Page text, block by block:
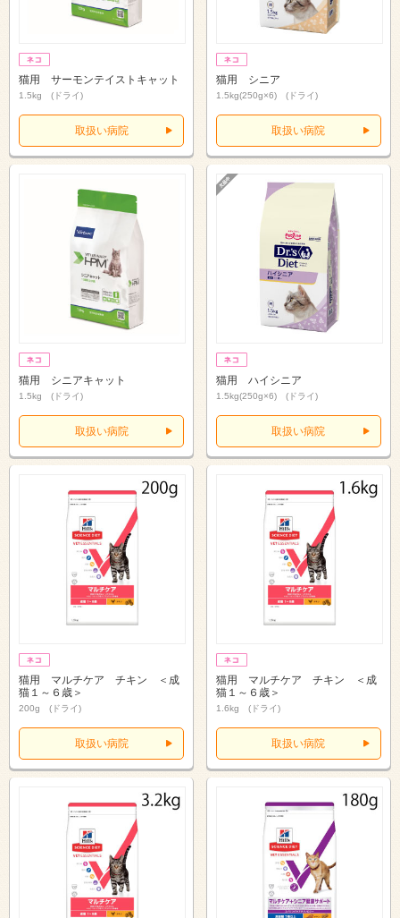
猫用 サーモンテイストキャット
1.5kg (ドライ)
取扱い病院
猫用 シニア
1.5kg(250g×6) (ドライ)
取扱い病院
猫用 シニアキャット
1.5kg (ドライ)
取扱い病院
猫用 ハイシニア
1.5kg(250g×6) (ドライ)
取扱い病院
猫用 マルチケア チキン ＜成
猫１～６歳＞
200g (ドライ)
取扱い病院
猫用 マルチケア チキン ＜成
猫１～６歳＞
1.6kg (ドライ)
取扱い病院